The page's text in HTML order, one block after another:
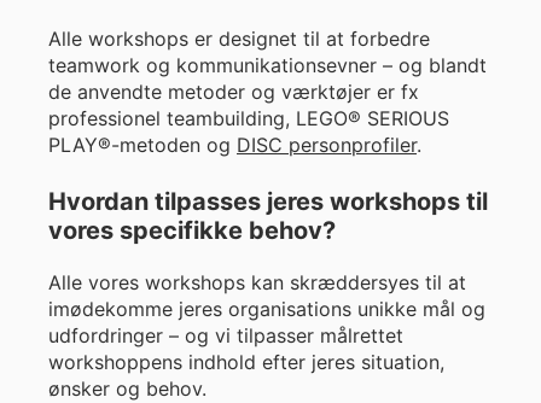
Alle workshops er designet til at forbedre
teamwork og kommunikationsevner – og blandt
de anvendte metoder og værktøjer er fx
professionel teambuilding, LEGO® SERIOUS
PLAY®-metoden og DISC personprofiler.
Hvordan tilpasses jeres workshops til
vores specifikke behov?
Alle vores workshops kan skræddersyes til at
imødekomme jeres organisations unikke mål og
udfordringer – og vi tilpasser målrettet
workshoppens indhold efter jeres situation,
ønsker og behov.